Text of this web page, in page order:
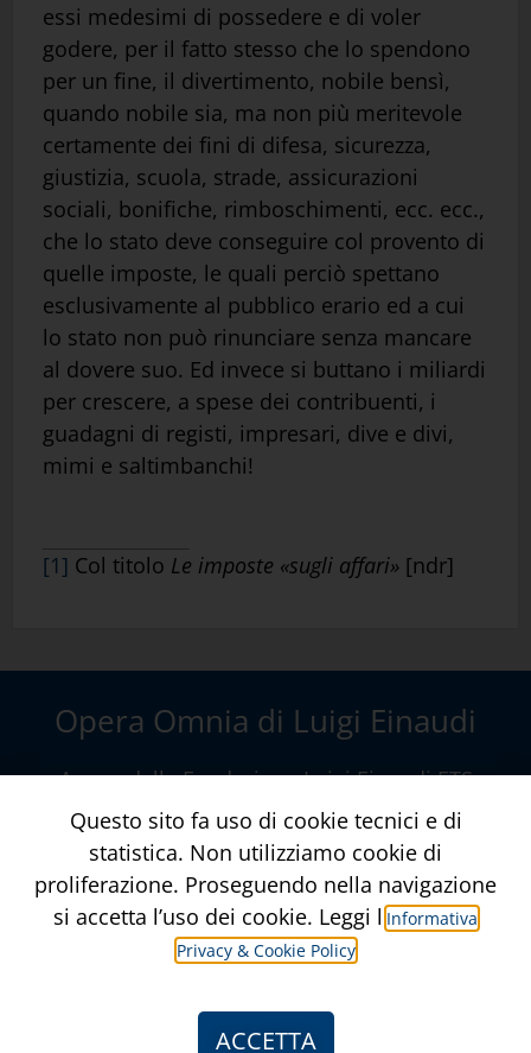
essi medesimi di possedere e di voler
godere, per il fatto stesso che lo spendono
per un fine, il divertimento, nobile bensì,
quando nobile sia, ma non più meritevole
certamente dei fini di difesa, sicurezza,
giustizia, scuola, strade, assicurazioni
sociali, bonifiche, rimboschimenti, ecc. ecc.,
che lo stato deve conseguire col provento di
quelle imposte, le quali perciò spettano
esclusivamente al pubblico erario ed a cui
lo stato non può rinunciare senza mancare
al dovere suo. Ed invece si buttano i miliardi
per crescere, a spese dei contribuenti, i
guadagni di registi, impresari, dive e divi,
mimi e saltimbanchi!
[1] Col titolo Le imposte «sugli affari» [ndr]
Opera Omnia di Luigi Einaudi
A cura dellaFondazione Luigi Einaudi ETS
Via della Conciliazione, 10 – Roma
www.fondazioneluigieinaudi.it
Contatti
Crediti
Informativa Privacy & Privacy Policy
Questo sito fa uso di cookie tecnici e di
statistica. Non utilizziamo cookie di
proliferazione. Proseguendo nella navigazione
si accetta l’uso dei cookie. Leggi l’Informativa
Privacy & Cookie Policy
ACCETTA